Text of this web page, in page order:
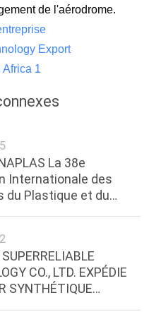
de l'aérodrome.
La 38e
Internationale des
du Plastique et du
CO., LTD. EXPÉDIE
SYNTHÉTIQUE